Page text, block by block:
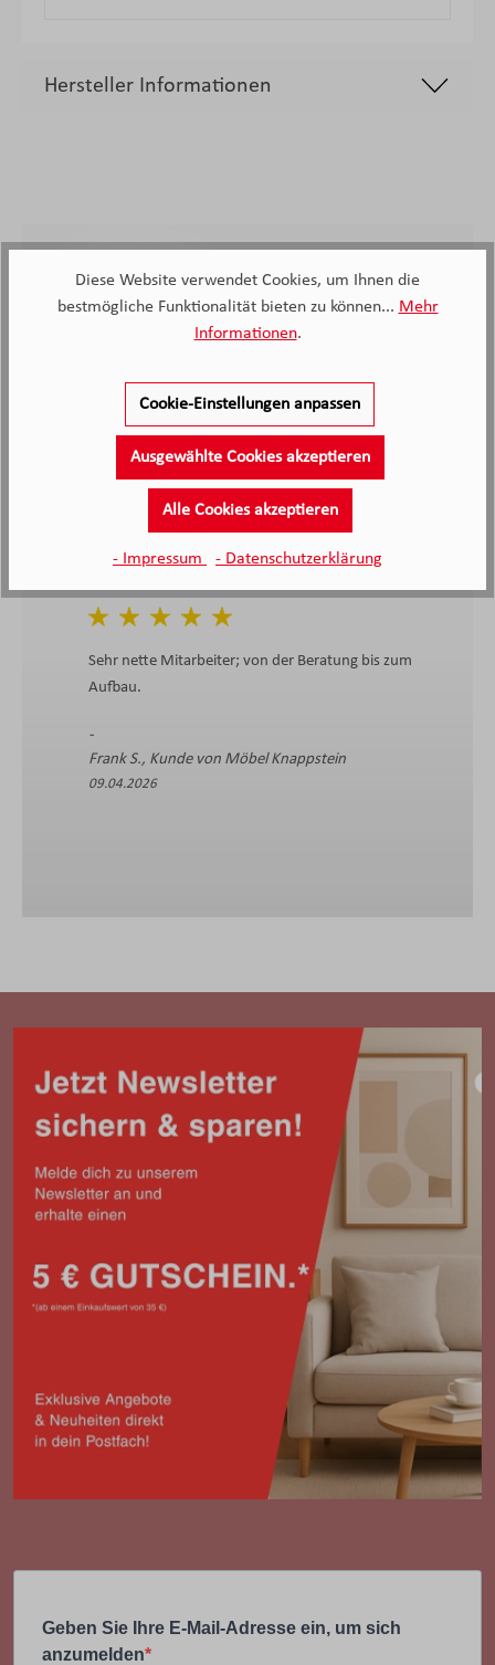
Hersteller Informationen
Stand: 08.08.26
4.4/5.0
2.138
Kunden haben unseren Service
bewertet
4.4
Durchschnittliche Bewertung
Sehr nette Mitarbeiter; von der Beratung bis zum
Aufbau.
Frank S., Kunde von Möbel Knappstein
09.04.2026
Geben Sie Ihre E-Mail-Adresse ein, um sich
anzumelden
Diese Website verwendet Cookies, um Ihnen die
bestmögliche Funktionalität bieten zu können... Mehr
Informationen.
Cookie-Einstellungen anpassen
Ausgewählte Cookies akzeptieren
Alle Cookies akzeptieren
- Impressum - Datenschutzerklärung